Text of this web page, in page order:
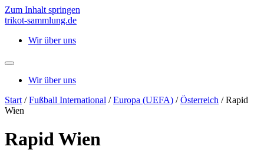
Zum Inhalt springen
trikot-sammlung.de
Wir über uns
Wir über uns
Start /Fußball International /Europa (UEFA) /Österreich / Rapid
Wien
Rapid Wien